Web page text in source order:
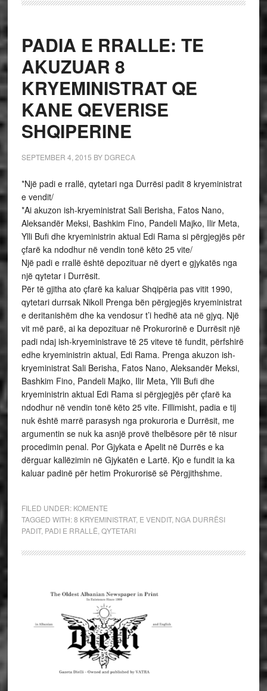
PADIA E RRALLE: TE
AKUZUAR 8
KRYEMINISTRAT QE
KANE QEVERISE
SHQIPERINE
SEPTEMBER 4, 2015 BY DGRECA
*Një padi e rrallë, qytetari nga Durrësi padit 8 kryeministrat
e vendit/
*Ai akuzon ish-kryeministrat Sali Berisha, Fatos Nano,
Aleksandër Meksi, Bashkim Fino, Pandeli Majko, Ilir Meta,
Ylli Bufi dhe kryeministrin aktual Edi Rama si përgjegjës për
çfarë ka ndodhur në vendin tonë këto 25 vite/
Një padi e rrallë është depozituar në dyert e gjykatës nga
një qytetar i Durrësit.
Për të gjitha ato çfarë ka kaluar Shqipëria pas vitit 1990,
qytetari durrsak Nikoll Prenga bën përgjegjës kryeministrat
e deritanishëm dhe ka vendosur t’i hedhë ata në gjyq. Një
vit më parë, ai ka depozituar në Prokurorinë e Durrësit një
padi ndaj ish-kryeministrave të 25 viteve të fundit, përfshirë
edhe kryeministrin aktual, Edi Rama. Prenga akuzon ish-
kryeministrat Sali Berisha, Fatos Nano, Aleksandër Meksi,
Bashkim Fino, Pandeli Majko, Ilir Meta, Ylli Bufi dhe
kryeministrin aktual Edi Rama si përgjegjës për çfarë ka
ndodhur në vendin tonë këto 25 vite. Fillimisht, padia e tij
nuk është marrë parasysh nga prokuroria e Durrësit, me
argumentin se nuk ka asnjë provë thelbësore për të nisur
procedimin penal. Por Gjykata e Apelit në Durrës e ka
dërguar kallëzimin në Gjykatën e Lartë. Kjo e fundit ia ka
kaluar padinë për hetim Prokurorisë së Përgjithshme.
FILED UNDER: KOMENTE
TAGGED WITH:8 KRYEMINISTRAT, E VENDIT, NGA DURRËSI
PADIT, PADI E RRALLË QYTETARI